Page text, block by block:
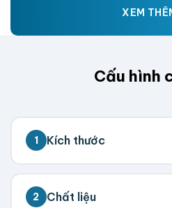
XEM
Cấu hình
1 Kích thước
💡 Đo kích thước bên
2 Chất liệu